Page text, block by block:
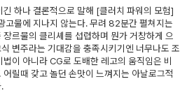
하나 결론적으로 말해 [클러치 파워의 모험]
고물에 지나지 않는다. 무려 82분간 펼쳐지는
르물의 클리셰를 섭렵하며 뭔가 거창하게 으
변주라는 기대감을 충족시키기엔 너무나도 조
이 아니라 CG로 도배한 레고의 움직임은 비
릴때 갖고 놀던 손맛이 느껴지는 아날로그적